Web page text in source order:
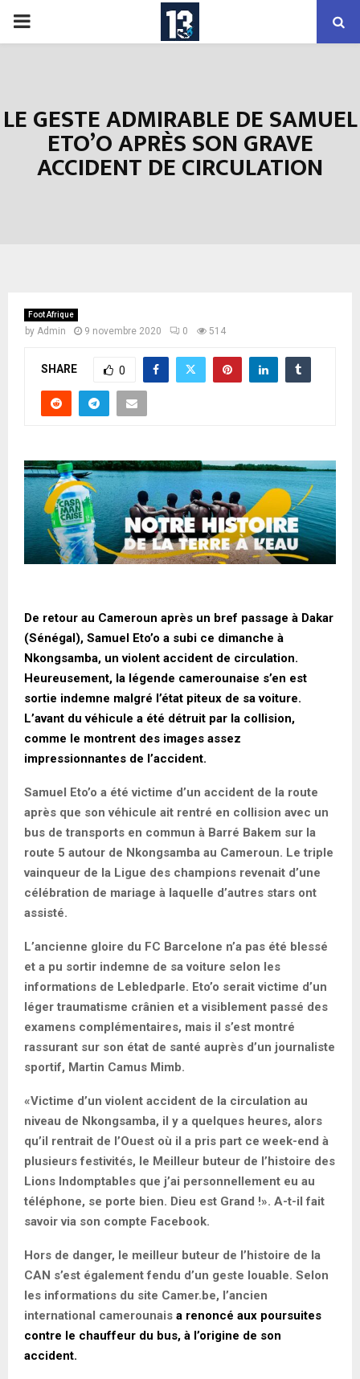
PRIMARY
LE GESTE ADMIRABLE DE SAMUEL
ETO’O APRÈS SON GRAVE
ACCIDENT DE CIRCULATION
Foot Afrique
by Admin 9 novembre 2020 0 514
SHARE 0
De retour au Cameroun après un bref passage à Dakar
(Sénégal), Samuel Eto’o a subi ce dimanche à
Nkongsamba, un violent accident de circulation.
Heureusement, la légende camerounaise s’en est
sortie indemne malgré l’état piteux de sa voiture.
L’avant du véhicule a été détruit par la collision,
comme le montrent des images assez
impressionnantes de l’accident.
Samuel Eto’o a été victime d’un accident de la route
après que son véhicule ait rentré en collision avec un
bus de transports en commun à Barré Bakem sur la
route 5 autour de Nkongsamba au Cameroun. Le triple
vainqueur de la Ligue des champions revenait d’une
célébration de mariage à laquelle d’autres stars ont
assisté.
L’ancienne gloire du FC Barcelone n’a pas été blessé
et a pu sortir indemne de sa voiture selon les
informations de Lebledparle. Eto’o serait victime d’un
léger traumatisme crânien et a visiblement passé des
examens complémentaires, mais il s’est montré
rassurant sur son état de santé auprès d’un journaliste
sportif, Martin Camus Mimb.
«Victime d’un violent accident de la circulation au
niveau de Nkongsamba, il y a quelques heures, alors
qu’il rentrait de l’Ouest où il a pris part ce week-end à
plusieurs festivités, le Meilleur buteur de l’histoire des
Lions Indomptables que j’ai personnellement eu au
téléphone, se porte bien. Dieu est Grand !». A-t-il fait
savoir via son compte Facebook.
Hors de danger, le meilleur buteur de l’histoire de la
CAN s’est également fendu d’un geste louable. Selon
les informations du site Camer.be, l’ancien
international camerounais a renoncé aux poursuites
contre le chauffeur du bus, à l’origine de son
accident.